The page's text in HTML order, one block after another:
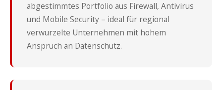
abgestimmtes Portfolio aus Firewall, Antivirus
und Mobile Security – ideal für regional
verwurzelte Unternehmen mit hohem
Anspruch an Datenschutz.